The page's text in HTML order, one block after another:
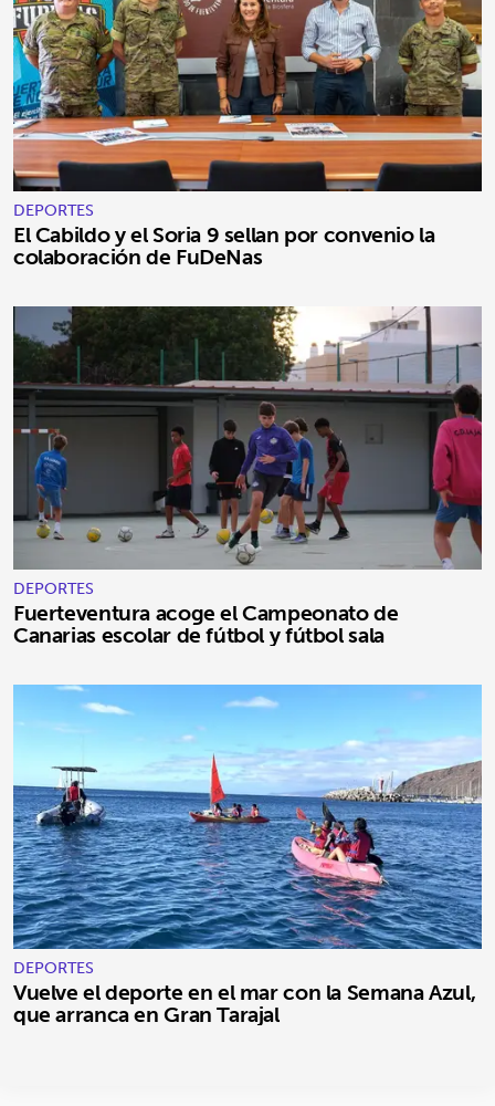
DEPORTES
El Cabildo y el Soria 9 sellan por convenio la
colaboración de FuDeNas
DEPORTES
Fuerteventura acoge el Campeonato de
Canarias escolar de fútbol y fútbol sala
DEPORTES
Vuelve el deporte en el mar con la Semana Azul,
que arranca en Gran Tarajal